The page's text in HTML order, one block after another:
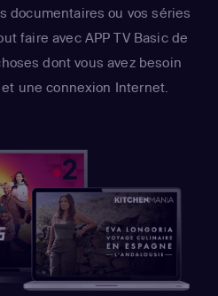
documentaires ou vos séries
faire avec APP TV Basic de
dont vous avez besoin
une connexion Internet.